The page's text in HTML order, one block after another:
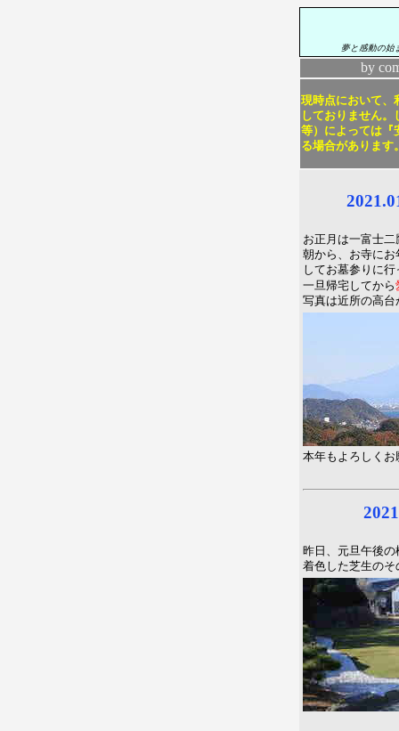
夢と感動の始
by
現時点において、
しておりません
等）によっては『
る場合があります
お正月は一富士二
朝から、お寺に
してお墓参りに
一旦帰宅してから
写真は近所の高台
本年もよろしく
昨日、元旦午後の
着色した芝生のそ